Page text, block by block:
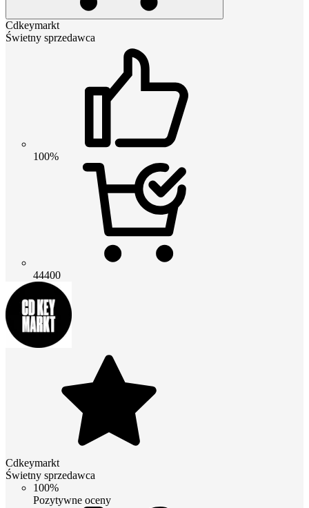
Cdkeymarkt
Świetny sprzedawca
100%
44400
Cdkeymarkt
Świetny sprzedawca
100%
Pozytywne oceny